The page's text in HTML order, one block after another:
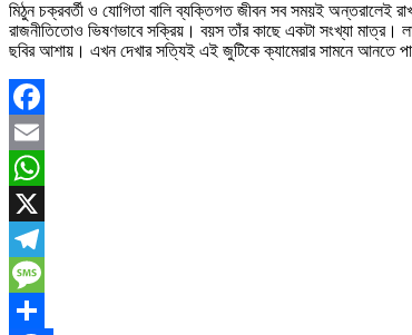
মিঠুন চক্রবর্তী ও যোগিতা বালি ব্যক্তিগত জীবন সব সময়ই অন্তরালেই
রাজনীতিতোও ভিষণভাবে সক্রিয়। বয়স তাঁর কাছে একটা সংখ্যা মাত্র।
ছবির আশায়। এখন দেখার সত্যিই এই জুটিকে ক্যামেরার সামনে আনতে
Facebook
Email
WhatsApp
X
Telegram
Message